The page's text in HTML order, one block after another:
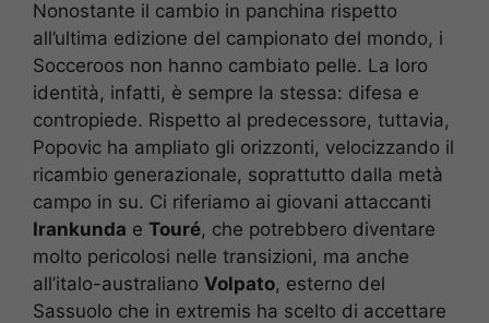
Nonostante il cambio in panchina rispetto
all’ultima edizione del campionato del mondo, i
Socceroos non hanno cambiato pelle. La loro
identità, infatti, è sempre la stessa: difesa e
contropiede. Rispetto al predecessore, tuttavia,
Popovic ha ampliato gli orizzonti, velocizzando il
ricambio generazionale, soprattutto dalla metà
campo in su. Ci riferiamo ai giovani attaccanti
Irankunda e Touré, che potrebbero diventare
molto pericolosi nelle transizioni, ma anche
all’italo-australiano Volpato, esterno del
Sassuolo che in extremis ha scelto di accettare